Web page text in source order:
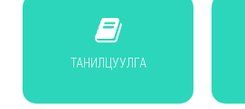
ТАНИЛЦУУЛГА